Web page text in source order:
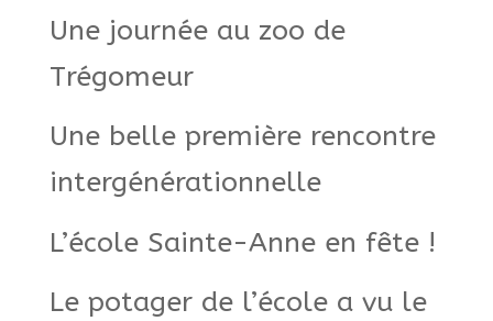
Une journée au zoo de
Trégomeur
Une belle première rencontre
intergénérationnelle
L’école Sainte-Anne en fête !
Le potager de l’école a vu le